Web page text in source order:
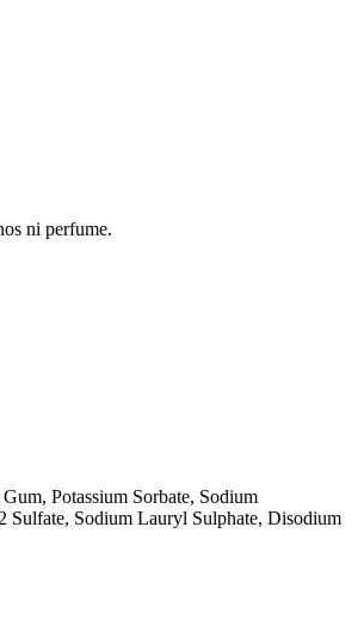
ni perfume.
Potassium Sorbate, Sodium
Sulfate, Sodium Lauryl Sulphate, Disodium